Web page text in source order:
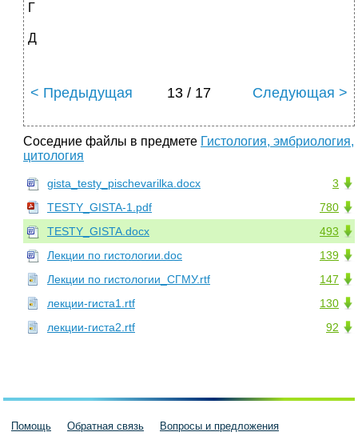
Г
Д
< Предыдущая 13 / 17 Следующая >
Соседние файлы в предмете Гистология, эмбриология,
цитология
3
gista_testy_pischevarilka.docx
780
TESTY_GISTA-1.pdf
493
TESTY_GISTA.docx
139
Лекции по гистологии.doc
147
Лекции по гистологии_СГМУ.rtf
130
лекции-гиста1.rtf
92
лекции-гиста2.rtf
Помощь Обратная связь Вопросы и предложения